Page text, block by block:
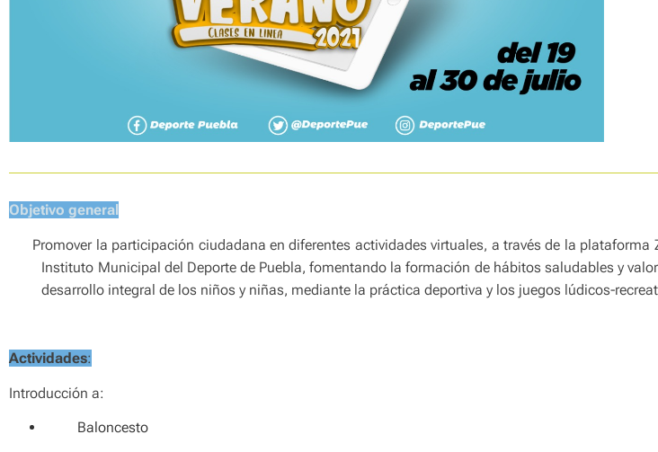
Objetivo general
Promover la participación ciudadana en diferentes actividades virtuales, a través de la plataforma
Instituto Municipal del Deporte de Puebla, fomentando la formación de hábitos saludables y
desarrollo integral de los niños y niñas, mediante la práctica deportiva y los juegos lúdicos-
Actividades:
Introducción a:
Baloncesto